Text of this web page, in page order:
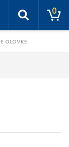
0
OLOVKE